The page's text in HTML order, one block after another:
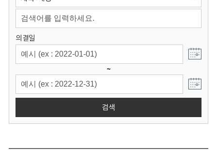
회
의결일
~
검색